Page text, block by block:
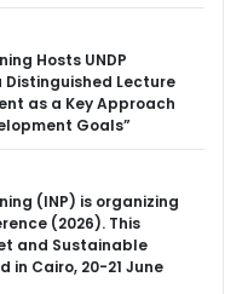
Hosts UNDP
Lecture
as a Key Approach
Goals”
(INP) is organizing
(2026). This
and Sustainable
in Cairo, 20-21 June